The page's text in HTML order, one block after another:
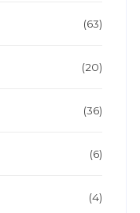
(63)
(20)
(36)
(6)
(4)